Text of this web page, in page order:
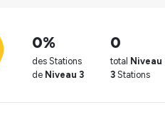
0%
des Stations
de Niveau 3
0
total Niveau
3 Stations